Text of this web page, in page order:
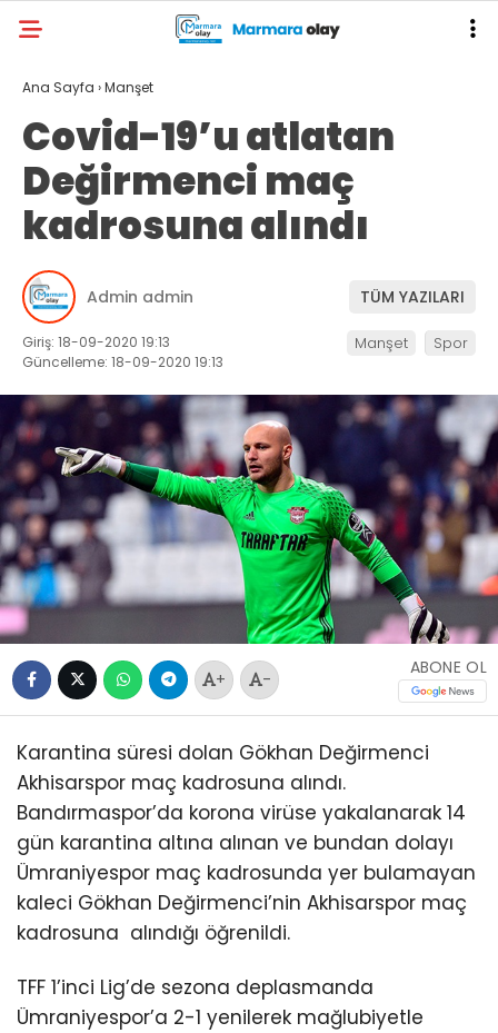
Ana Sayfa ›Manşet
Covid-19’u atlatan
Değirmenci maç
kadrosuna alındı
Admin admin TÜM YAZILARI
Giriş: 18-09-2020 19:13
Güncelleme: 18-09-2020 19:13
Manşet Spor
+ -
ABONE OL
Karantina süresi dolan Gökhan Değirmenci
Akhisarspor maç kadrosuna alındı.
Bandırmaspor’da korona virüse yakalanarak 14
gün karantina altına alınan ve bundan dolayı
Ümraniyespor maç kadrosunda yer bulamayan
kaleci Gökhan Değirmenci’nin Akhisarspor maç
kadrosuna alındığı öğrenildi.
TFF 1’inci Lig’de sezona deplasmanda
Ümraniyespor’a 2-1 yenilerek mağlubiyetle